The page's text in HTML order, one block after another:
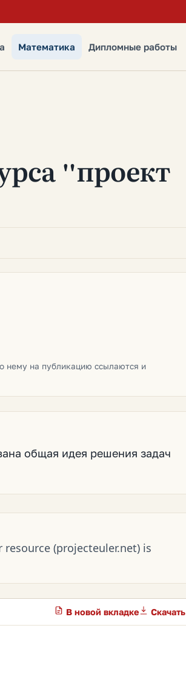
Математика Дипломные работы
"проект
нему на публикацию ссылаются и
общая идея решения задач
(projecteuler.net) is
В новой вкладке Скачать